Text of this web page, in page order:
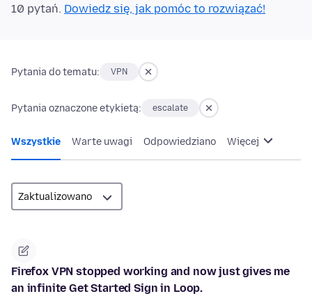
10 pytań. Dowiedz się, jak pomóc to rozwiązać!
Pytania do tematu: VPN
Pytania oznaczone etykietą: escalate
Wszystkie Warte uwagi Odpowiedziano Więcej
Firefox VPN stopped working and now just gives me
an infinite Get Started Sign in Loop.